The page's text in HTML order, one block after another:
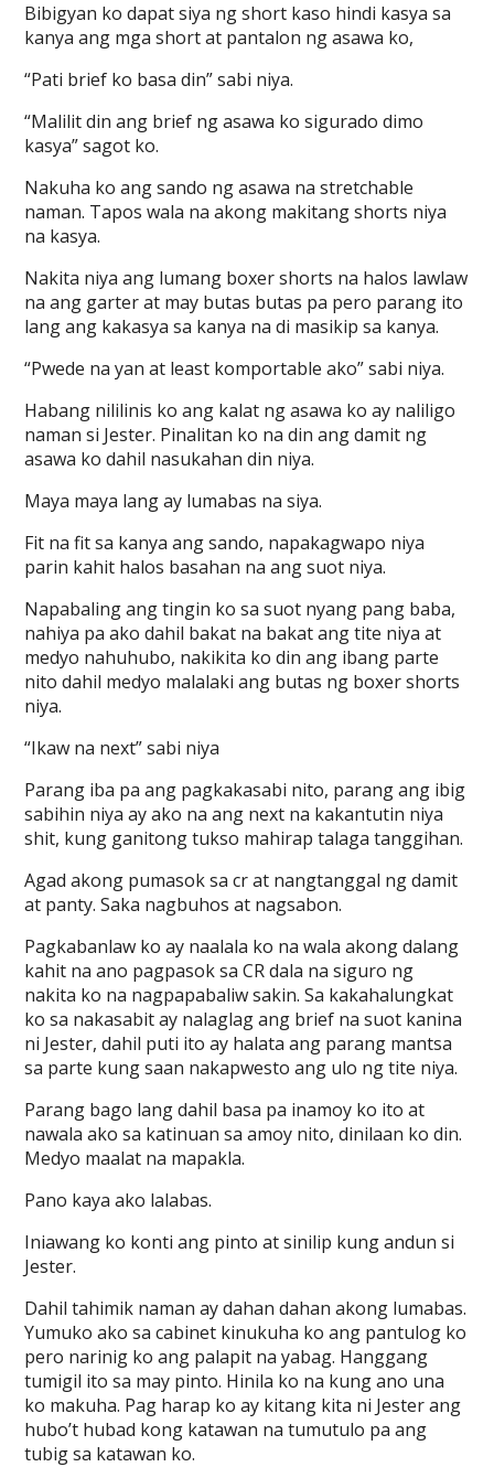
Bibigyan ko dapat siya ng short kaso hindi kasya sa
kanya ang mga short at pantalon ng asawa ko,
“Pati brief ko basa din” sabi niya.
“Malilit din ang brief ng asawa ko sigurado dimo
kasya” sagot ko.
Nakuha ko ang sando ng asawa na stretchable
naman. Tapos wala na akong makitang shorts niya
na kasya.
Nakita niya ang lumang boxer shorts na halos lawlaw
na ang garter at may butas butas pa pero parang ito
lang ang kakasya sa kanya na di masikip sa kanya.
“Pwede na yan at least komportable ako” sabi niya.
Habang nililinis ko ang kalat ng asawa ko ay naliligo
naman si Jester. Pinalitan ko na din ang damit ng
asawa ko dahil nasukahan din niya.
Maya maya lang ay lumabas na siya.
Fit na fit sa kanya ang sando, napakagwapo niya
parin kahit halos basahan na ang suot niya.
Napabaling ang tingin ko sa suot nyang pang baba,
nahiya pa ako dahil bakat na bakat ang tite niya at
medyo nahuhubo, nakikita ko din ang ibang parte
nito dahil medyo malalaki ang butas ng boxer shorts
niya.
“Ikaw na next” sabi niya
Parang iba pa ang pagkakasabi nito, parang ang ibig
sabihin niya ay ako na ang next na kakantutin niya
shit, kung ganitong tukso mahirap talaga tanggihan.
Agad akong pumasok sa cr at nangtanggal ng damit
at panty. Saka nagbuhos at nagsabon.
Pagkabanlaw ko ay naalala ko na wala akong dalang
kahit na ano pagpasok sa CR dala na siguro ng
nakita ko na nagpapabaliw sakin. Sa kakahalungkat
ko sa nakasabit ay nalaglag ang brief na suot kanina
ni Jester, dahil puti ito ay halata ang parang mantsa
sa parte kung saan nakapwesto ang ulo ng tite niya.
Parang bago lang dahil basa pa inamoy ko ito at
nawala ako sa katinuan sa amoy nito, dinilaan ko din.
Medyo maalat na mapakla.
Pano kaya ako lalabas.
Iniawang ko konti ang pinto at sinilip kung andun si
Jester.
Dahil tahimik naman ay dahan dahan akong lumabas.
Yumuko ako sa cabinet kinukuha ko ang pantulog ko
pero narinig ko ang palapit na yabag. Hanggang
tumigil ito sa may pinto. Hinila ko na kung ano una
ko makuha. Pag harap ko ay kitang kita ni Jester ang
hubo’t hubad kong katawan na tumutulo pa ang
tubig sa katawan ko.